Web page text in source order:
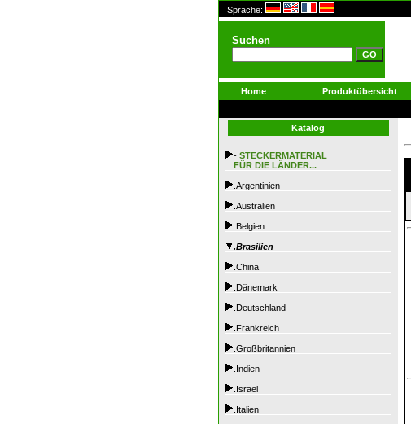
Sprache:
Suchen
Home Produktübersicht
Katalog
- STECKERMATERIAL
FÜR DIE LÄNDER...
.Argentinien
.Australien
.Belgien
.Brasilien
.China
.Dänemark
.Deutschland
.Frankreich
.Großbritannien
.Indien
.Israel
.Italien